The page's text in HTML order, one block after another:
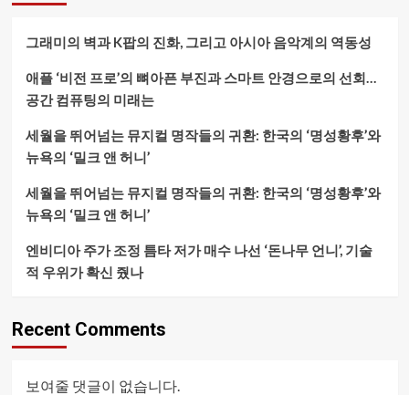
그래미의 벽과 K팝의 진화, 그리고 아시아 음악계의 역동성
애플 ‘비전 프로’의 뼈아픈 부진과 스마트 안경으로의 선회…
공간 컴퓨팅의 미래는
세월을 뛰어넘는 뮤지컬 명작들의 귀환: 한국의 ‘명성황후’와
뉴욕의 ‘밀크 앤 허니’
세월을 뛰어넘는 뮤지컬 명작들의 귀환: 한국의 ‘명성황후’와
뉴욕의 ‘밀크 앤 허니’
엔비디아 주가 조정 틈타 저가 매수 나선 ‘돈나무 언니’, 기술
적 우위가 확신 줬나
Recent Comments
보여줄 댓글이 없습니다.